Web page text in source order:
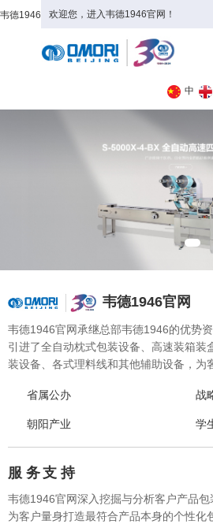
韦德1946 欢迎您，进入韦德1946官网！
中
韦德1946官网
韦德1946官网承继总部韦德1946的优势
引进了全自动枕式包装设备、高速装箱装
装设备、各式理料线和其他辅助设备，为
发、采购、生产、售后一站式整体服务，
食品、冷冻食品、海产品、医药、生鲜果
省属公办 战
朝阳产业 学
服 务支 持
韦德1946官网深入挖掘与分析客户产品包
为客户量身打造最符合产品本身的个性化